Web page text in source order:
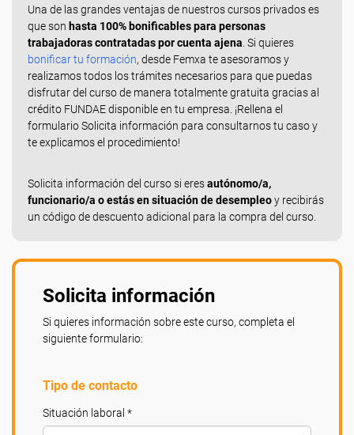
Una de las grandes ventajas de nuestros cursos privados es
que son hasta 100% bonificables para personas
trabajadoras contratadas por cuenta ajena . Si quieres
bonificar tu formación, desde Femxa te asesoramos y
realizamos todos los trámites necesarios para que puedas
disfrutar del curso de manera totalmente gratuita gracias al
crédito FUNDAE disponible en tu empresa. ¡Rellena el
formulario Solicita información para consultarnos tu caso y
te explicamos el procedimiento!
Solicita información del curso si eresautónomo/a,
funcionario/a o estás en situación de desempleoy recibirás
un código de descuento adicional para la compra del curso.
Solicita información
Si quieres información sobre este curso, completa el
siguiente formulario:
Tipo de contacto
Situación laboral *